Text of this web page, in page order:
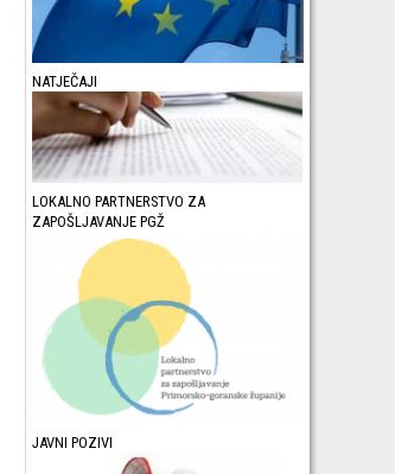
NATJEČAJI
LOKALNO PARTNERSTVO ZA
ZAPOŠLJAVANJE PGŽ
JAVNI POZIVI